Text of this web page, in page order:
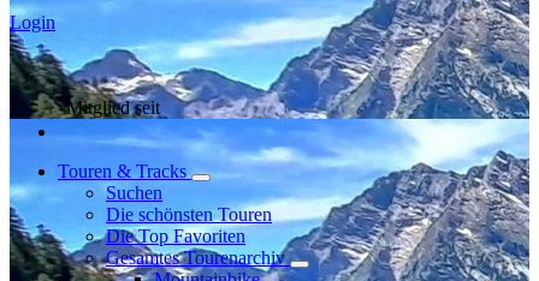
Login
Mitglied seit
Touren & Tracks
Suchen
Die schönsten Touren
Die Top Favoriten
Gesamtes Tourenarchiv